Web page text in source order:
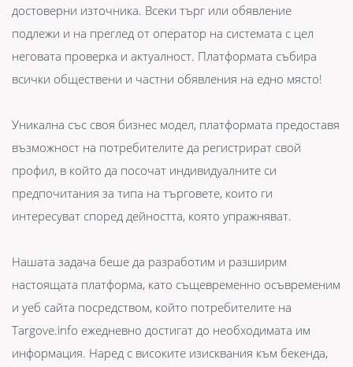
достоверни източника. Всеки търг или обявление
подлежи и на преглед от оператор на системата с цел
неговата проверка и актуалност. Платформата събира
всички обществени и частни обявления на едно място!
Уникална със своя бизнес модел, платформата предоставя
възможност на потребителите да регистрират свой
профил, в който да посочат индивидуалните си
предпочитания за типа на търговете, които ги
интересуват според дейността, която упражняват.
Нашата задача беше да разработим и разширим
настоящата платформа, като същевременно осъвременим
и уеб сайта посредством, който потребителите на
Targove.info ежедневно достигат до необходимата им
информация. Наред с високите изисквания към бекенда,